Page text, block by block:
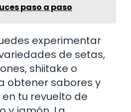
paso a paso
experimentar
de setas,
shiitake o
obtener sabores y
tu revuelto de